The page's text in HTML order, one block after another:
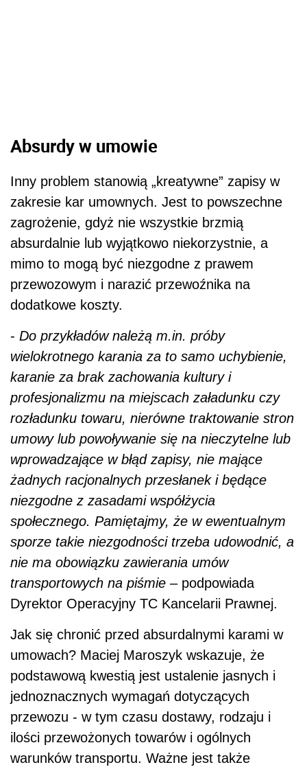
Absurdy w umowie
Inny problem stanowią „kreatywne” zapisy w
zakresie kar umownych. Jest to powszechne
zagrożenie, gdyż nie wszystkie brzmią
absurdalnie lub wyjątkowo niekorzystnie, a
mimo to mogą być niezgodne z prawem
przewozowym i narazić przewoźnika na
dodatkowe koszty.
- Do przykładów należą m.in. próby
wielokrotnego karania za to samo uchybienie,
karanie za brak zachowania kultury i
profesjonalizmu na miejscach załadunku czy
rozładunku towaru, nierówne traktowanie stron
umowy lub powoływanie się na nieczytelne lub
wprowadzające w błąd zapisy, nie mające
żadnych racjonalnych przesłanek i będące
niezgodne z zasadami współżycia
społecznego. Pamiętajmy, że w ewentualnym
sporze takie niezgodności trzeba udowodnić, a
nie ma obowiązku zawierania umów
transportowych na piśmie – podpowiada
Dyrektor Operacyjny TC Kancelarii Prawnej.
Jak się chronić przed absurdalnymi karami w
umowach? Maciej Maroszyk wskazuje, że
podstawową kwestią jest ustalenie jasnych i
jednoznacznych wymagań dotyczących
przewozu - w tym czasu dostawy, rodzaju i
ilości przewożonych towarów i ogólnych
warunków transportu. Ważne jest także